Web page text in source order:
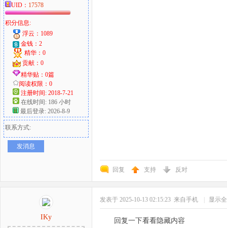
UID： 17578
积分信息:
浮云：1089
金钱：2
精华：0
贡献：0
精华贴：0篇
阅读权限：0
注册时间: 2018-7-21
在线时间: 186 小时
最后登录: 2026-8-9
联系方式:
发消息
回复 支持 反对
IKy
发表于 2025-10-13 02:15:23 来自手机 显示
回复一下看看隐藏内容